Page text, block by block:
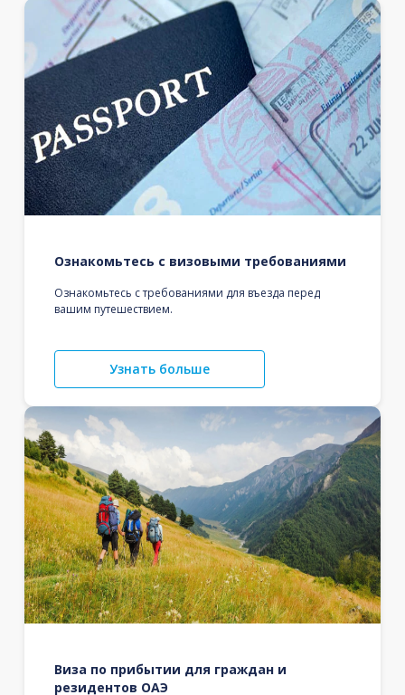
Ознакомьтесь с визовыми требованиями
Ознакомьтесь с требованиями для въезда перед
вашим путешествием.
Узнать больше
Виза по прибытии для граждан и
резидентов ОАЭ